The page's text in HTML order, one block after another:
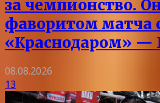
за чемпионство.
фаворитом матча
«Краснодаром» —
08.08.2026
13